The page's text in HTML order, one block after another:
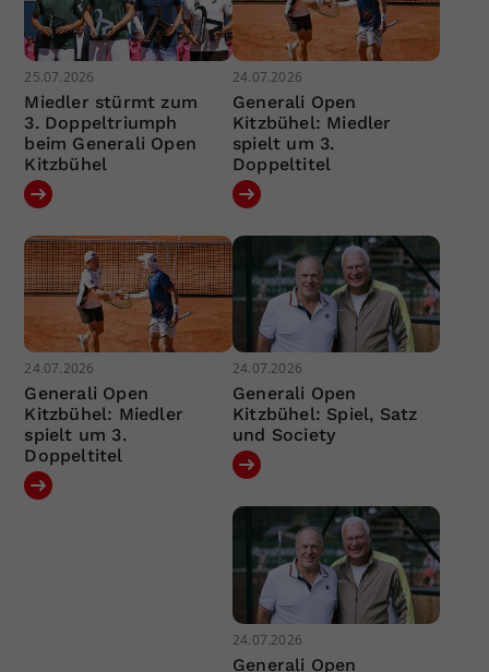
25.07.2026
Miedler stürmt zum
3. Doppeltriumph
beim Generali Open
Kitzbühel
24.07.2026
Generali Open
Kitzbühel: Miedler
spielt um 3.
Doppeltitel
24.07.2026
Generali Open
Kitzbühel: Miedler
spielt um 3.
Doppeltitel
24.07.2026
Generali Open
Kitzbühel: Spiel, Satz
und Society
24.07.2026
Generali Open